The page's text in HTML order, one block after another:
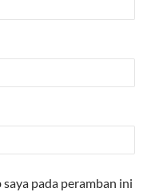
pada peramban ini